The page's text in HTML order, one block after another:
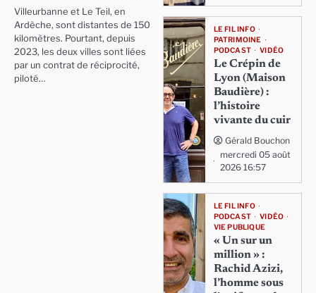
Villeurbanne et Le Teil, en
Ardèche, sont distantes de 150
kilomètres. Pourtant, depuis
2023, les deux villes sont liées
par un contrat de réciprocité,
piloté…
LE FIL INFO
PATRIMOINE
PODCAST
VIDÉO
Le Crépin de
Lyon (Maison
Baudière) :
l’histoire
vivante du cuir
Gérald Bouchon
mercredi 05 août
2026 16:57
LE FIL INFO
PODCAST
VIDÉO
VIE PUBLIQUE
« Un sur un
million » :
Rachid Azizi,
l’homme sous